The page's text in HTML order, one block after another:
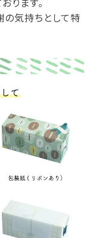
気持ちとして特